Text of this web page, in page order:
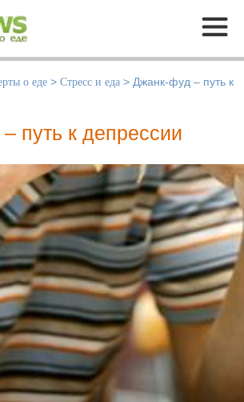
Меню
о еде > Стресс и еда > Джанк-фуд – путь к
путь к депрессии